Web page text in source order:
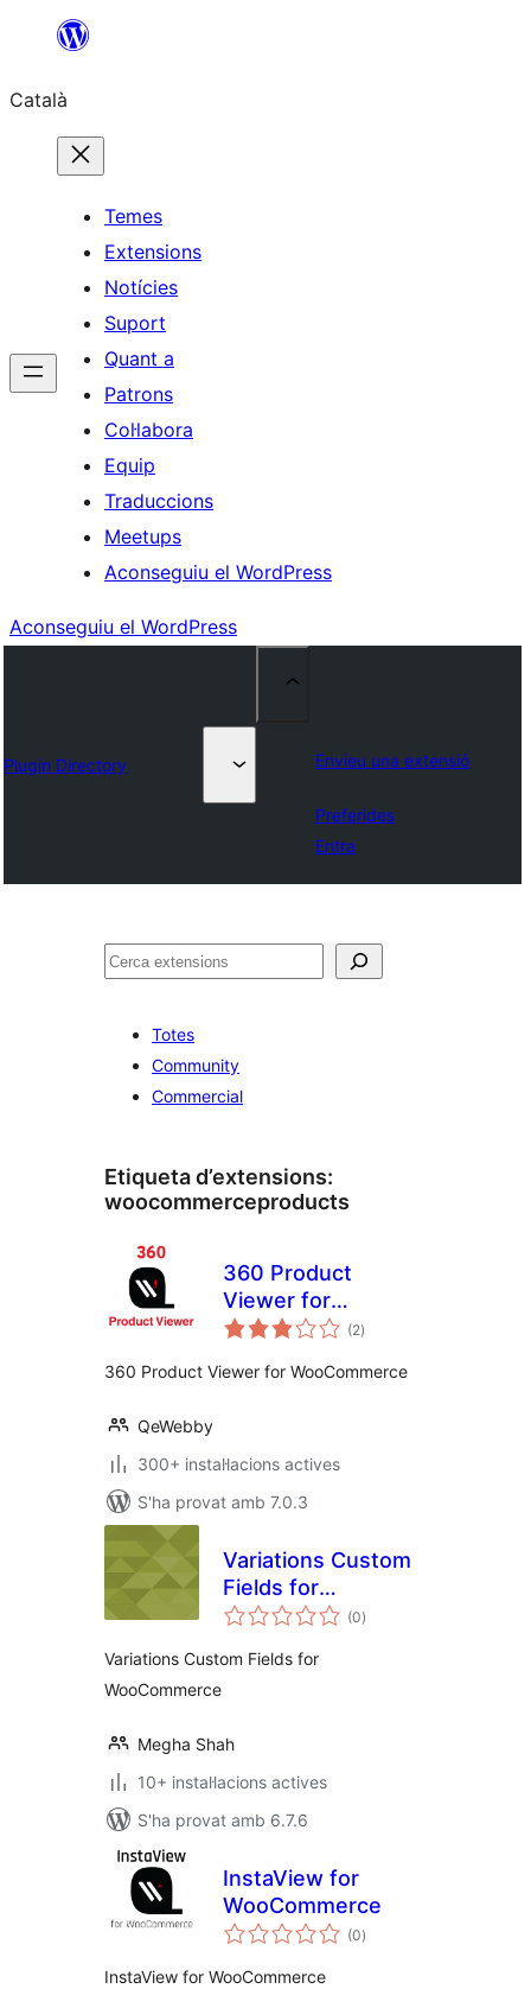
contingut
Català
Temes
Extensions
Notícies
Suport
Quant a
Patrons
Col·labora
Equip
Traduccions
Meetups
Aconseguiu el WordPress
Aconseguiu el WordPress
Plugin Directory Envieu una extensió
Preferides
Entra
Cerca
Totes
Community
Commercial
Etiqueta d’extensions:
woocommerceproducts
360 Product
Viewer for
WooCommerce
(2puntuacions
totals
)
360 Product Viewer for WooCommerce
QeWebby
300+ instal·lacions actives
S'ha provat amb 7.0.3
Variations Custom
Fields for
WooCommerce
(0puntuacions
totals
)
Variations Custom Fields for
WooCommerce
Megha Shah
10+ instal·lacions actives
S'ha provat amb 6.7.6
InstaView for
WooCommerce
(0puntuacions
totals
)
InstaView for WooCommerce